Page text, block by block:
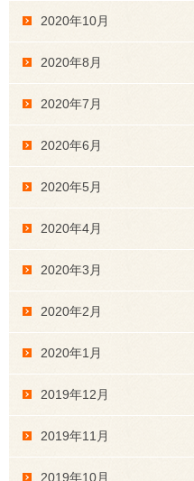
2020年10月
2020年8月
2020年7月
2020年6月
2020年5月
2020年4月
2020年3月
2020年2月
2020年1月
2019年12月
2019年11月
2019年10月